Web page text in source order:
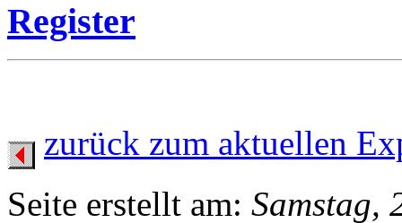
Register
zurück zum aktuellen
Seite erstellt am: Samstag,